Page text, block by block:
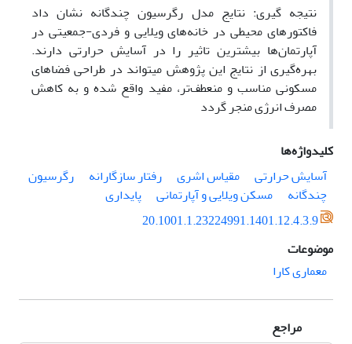
نتیجه­ گیری: نتایج مدل رگرسیون چندگانه نشان داد
فاکتورهای محیطی در خانه‌های ویلایی و فردی-جمعیتی در
آپارتمان‌ها بیشترین تاثیر را در آسایش حرارتی دارند.
بهره‌گیری از نتایج این پژوهش می­تواند در طراحی فضاهای
مسکونی مناسب‌ و منعطف‌تر، مفید واقع شده و به کاهش
مصرف انرژی منجر گردد
کلیدواژه‌ها
آسایش حرارتی
مقیاس اشری رفتار سازگارانه
رگرسیون
چندگانه
مسکن ویلایی و آپارتمانی
پایداری
20.1001.1.23224991.1401.12.4.3.9
موضوعات
معماری کارا
مراجع